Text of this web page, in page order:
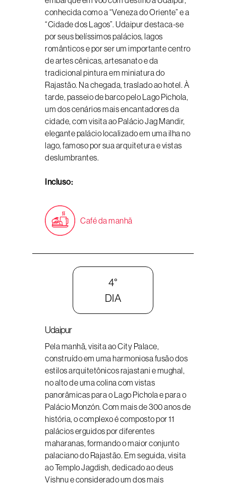
conhecida como a “Veneza do Oriente” e a
“Cidade dos Lagos”. Udaipur destaca-se
por seus belíssimos palácios, lagos
românticos e por ser um importante centro
de artes cênicas, artesanato e da
tradicional pintura em miniatura do
Rajastão. Na chegada, traslado ao hotel. À
tarde, passeio de barco pelo Lago Pichola,
um dos cenários mais encantadores da
cidade, com visita ao Palácio Jag Mandir,
elegante palácio localizado em uma ilha no
lago, famoso por sua arquitetura e vistas
deslumbrantes.
Incluso:
Café da manhã
4°
DIA
Udaipur
Pela manhã, visita ao City Palace,
construído em uma harmoniosa fusão dos
estilos arquitetônicos rajastani e mughal,
no alto de uma colina com vistas
panorâmicas para o Lago Pichola e para o
Palácio Monzón. Com mais de 300 anos de
história, o complexo é composto por 11
palácios erguidos por diferentes
maharanas, formando o maior conjunto
palaciano do Rajastão. Em seguida, visita
ao Templo Jagdish, dedicado ao deus
Vishnu e considerado um dos mais